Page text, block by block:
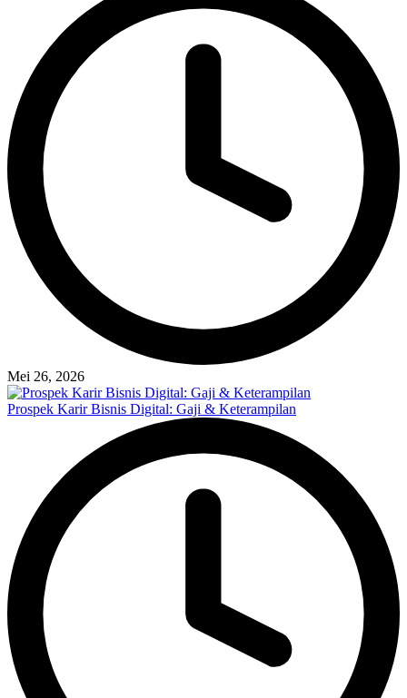
Mei 26, 2026
Prospek Karir Bisnis Digital: Gaji & Keterampilan